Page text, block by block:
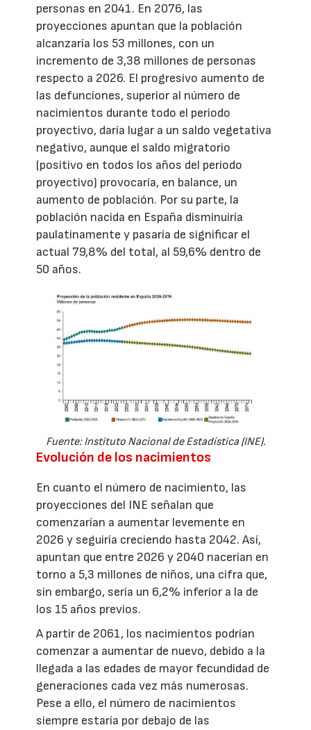
personas en 2041. En 2076, las
proyecciones apuntan que la población
alcanzaría los 53 millones, con un
incremento de 3,38 millones de personas
respecto a 2026. El progresivo aumento de
las defunciones, superior al número de
nacimientos durante todo el periodo
proyectivo, daría lugar a un saldo vegetativa
negativo, aunque el saldo migratorio
(positivo en todos los años del periodo
proyectivo) provocaría, en balance, un
aumento de población. Por su parte, la
población nacida en España disminuiría
paulatinamente y pasaría de significar el
actual 79,8% del total, al 59,6% dentro de
50 años.
Fuente: Instituto Nacional de Estadística (INE).
Evolución de los nacimientos
En cuanto el número de nacimiento, las
proyecciones del INE señalan que
comenzarían a aumentar levemente en
2026 y seguiría creciendo hasta 2042. Así,
apuntan que entre 2026 y 2040 nacerían en
torno a 5,3 millones de niños, una cifra que,
sin embargo, sería un 6,2% inferior a la de
los 15 años previos.
A partir de 2061, los nacimientos podrían
comenzar a aumentar de nuevo, debido a la
llegada a las edades de mayor fecundidad de
generaciones cada vez más numerosas.
Pese a ello, el número de nacimientos
siempre estaría por debajo de las